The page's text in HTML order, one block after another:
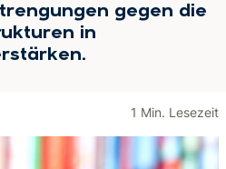
gegen die
in
1 Min. Lesezeit